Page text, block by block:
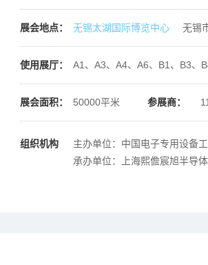
展会地点： 无锡太湖国际博览中心 无锡
使用展厅： A1、A3、A4、A6、B1、B3、
展会面积： 50000平米 参展商：
组织机构
主办单位：中国电子专用设备
承办单位：上海熙儋宸旭半导